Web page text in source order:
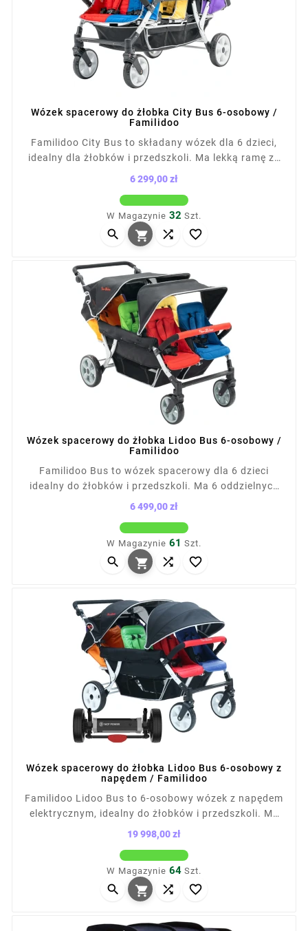
Wózek spacerowy do żłobka City Bus 6-osobowy /
Familidoo
Familidoo City Bus to składany wózek dla 6 dzieci,
idealny dla żłobków i przedszkoli. Ma lekką ramę ze
stali, duże koła z podwójnymi łożyskami, hamulec
nożny i regulowane siedziska z daszkami.
Wodoodporna tapicerka z certyfikatem OEKO-TEX
600D, pojemne zamykane kosze, podnóżki, kieszonki
na smoczki i zgodność z normą EN 1888-12.
6 299,00 zł
W Magazynie 32 Szt.
   
Wózek spacerowy do żłobka Lidoo Bus 6-osobowy /
Familidoo
Familidoo Bus to wózek spacerowy dla 6 dzieci
idealny do żłobków i przedszkoli. Ma 6 oddzielnych
siedzisk (2 tylne od urodzenia, 4 przednie od 6 mies.),
każdy z udźwigiem do 18 kg. Szerokość wózka to 85
cm. Wyposażony w amortyzowane koła, hamulec
nożny, składany daszek, duży kosz i zdejmowaną
tapicerkę. W zestawie folia przeciwdeszczowa.
6 499,00 zł
W Magazynie 61 Szt.
   
Wózek spacerowy do żłobka Lidoo Bus 6-osobowy z
napędem / Familidoo
Familidoo Lidoo Bus to 6-osobowy wózek z napędem
elektrycznym, idealny do żłobków i przedszkoli. Ma
regulowane siedziska (2×160°, 4×140°),
organizerów i tapicerkę OEKO-TEX 600D. Zestaw
napędowy z 2 silnikami i akumulatorem 36 V
zapewnia zasięg do 8 km. W zestawie folia
przeciwdeszczowa.
19 998,00 zł
W Magazynie 64 Szt.
   